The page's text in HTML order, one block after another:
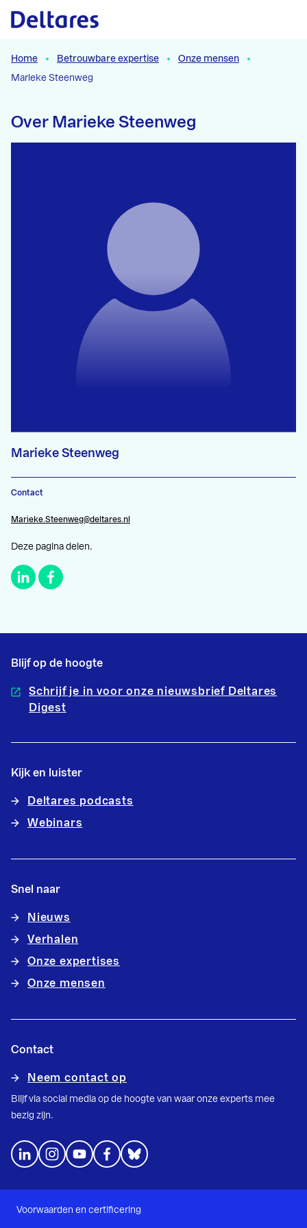
Naar hoofdcontent
Home Betrouwbare expertise
Onze mensen
Marieke Steenweg
Over Marieke Steenweg
Marieke Steenweg
Contact
Marieke.Steenweg@deltares.nl
Deze pagina delen.
Blijf op de hoogte
Schrijf je in voor onze nieuwsbrief Deltares
Digest
Kijk en luister
Deltares podcasts
Webinars
Snel naar
Nieuws
Verhalen
Onze expertises
Onze mensen
Contact
Neem contact op
Blijf via social media op de hoogte van waar onze experts mee
bezig zijn.
Voorwaarden en certificering